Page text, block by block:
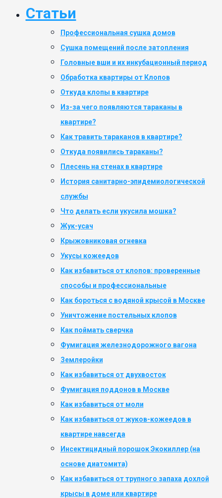
Уничтожение
пауков
Уничтожение
Уничтожение
Уничтожение
Уничтожение
Уничтожение
Уничтожение
Уничтожение
Фумигация
фосфином
Уничтожение
общепите
КОРОНАВИРУСА
Проведение
дезинфекции
Уничтожение
обработке
Заключить
договор
Статьи
Профессиональная сушка домов
Сушка помещений после затопления
Головные вши и их инкубационный период
Обработка квартиры от Клопов
Откуда клопы в квартире
Из-за чего появляются тараканы в
квартире?
Как травить тараканов в квартире?
Откуда появились тараканы?
Плесень на стенах в квартире
История санитарно-эпидемиологической
службы
Что делать если укусила мошка?
Жук-усач
Крыжовниковая огневка
Укусы кожеедов
Как избавиться от клопов: проверенные
способы и профессиональные
Как бороться с водяной крысой в Москве
Уничтожение постельных клопов
Как поймать сверчка
Фумигация железнодорожного вагона
Землеройки
Как избавиться от двухвосток
Фумигация поддонов в Москве
Как избавиться от моли
Как избавиться от жуков-кожеедов в
квартире навсегда
Инсектицидный порошок Экокиллер (на
основе диатомита)
Как избавиться от трупного запаха дохлой
крысы в доме или квартире